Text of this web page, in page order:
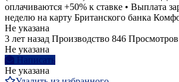
оплачиваются +50% к ставке • Выплата
неделю на карту Британского банка
Не указана
3 лет назад Производство 846 Просмотров
Не указана
Написать
Не указана